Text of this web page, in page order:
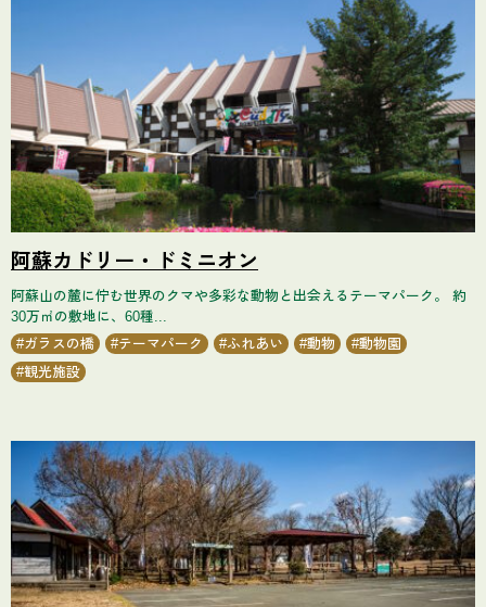
阿蘇カドリー・ドミニオン
阿蘇山の麓に佇む世界のクマや多彩な動物と出会えるテーマパーク。 約
30万㎡の敷地に、60種...
ガラスの橋
テーマパーク ふれあい 動物
動物園
観光施設